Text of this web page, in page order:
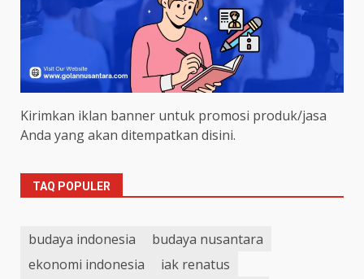
Kirimkan iklan banner untuk promosi produk/jasa
Anda yang akan ditempatkan disini.
TAQ POPULER
budaya indonesia
budaya nusantara
ekonomi indonesia
iak renatus